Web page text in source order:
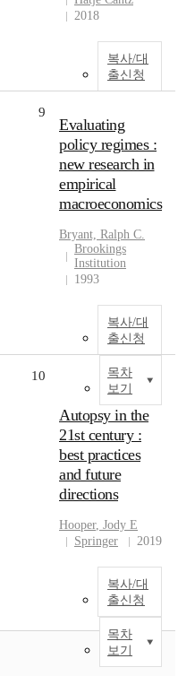
2018
복사/대
출신청
9
Evaluating
policy regimes :
new research in
empirical
macroeconomics
Bryant, Ralph C.
Brookings
Institution
1993
복사/대
출신청
목차
보기
10
Autopsy in the
21st century :
best practices
and future
directions
Hooper, Jody E
Springer
2019
복사/대
출신청
목차
보기